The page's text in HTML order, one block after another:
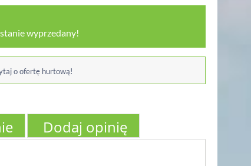
wyprzedany!
o ofertę hurtową!
Dodaj opinię